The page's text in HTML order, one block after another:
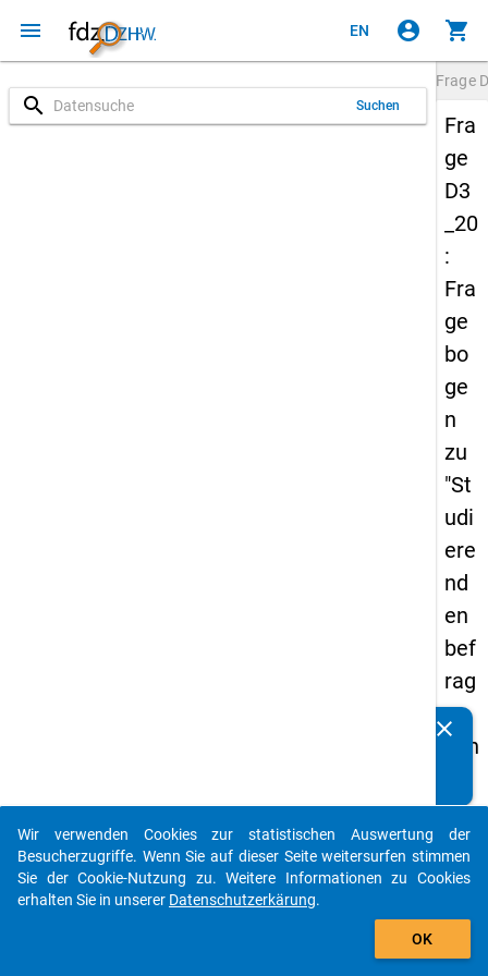
menu EN account_circle shopping_cart
search Suchen
Frage
Fra
ge
D3
_20
:
Fra
ge
bo
ge
n
zu
"St
udi
ere
nd
en
bef
rag
un
g in
uts
chl
an
clear
auto_stories
add_shopping_cart
Wir verwenden Cookies zur statistischen Auswertung der
Besucherzugriffe. Wenn Sie auf dieser Seite weitersurfen stimmen
Sie der Cookie-Nutzung zu. Weitere Informationen zu Cookies
erhalten Sie in unserer Datenschutzerkärung.
OK